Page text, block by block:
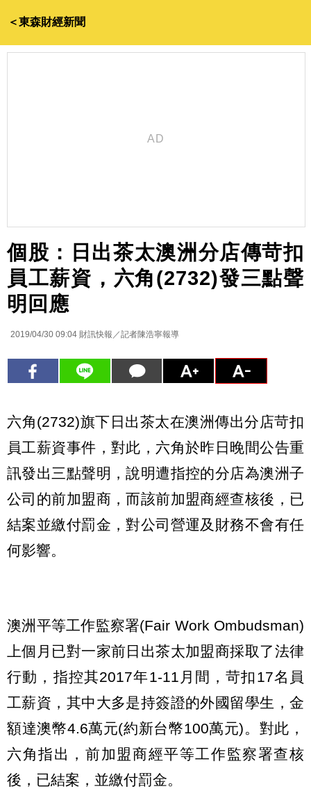
＜東森財經新聞
個股：日出茶太澳洲分店傳苛扣
員工薪資，六角(2732)發三點聲
明回應
2019/04/30 09:04 財訊快報／記者陳浩寧報導
六角(2732)旗下日出茶太在澳洲傳出分店苛扣
員工薪資事件，對此，六角於昨日晚間公告重
訊發出三點聲明，說明遭指控的分店為澳洲子
公司的前加盟商，而該前加盟商經查核後，已
結案並繳付罰金，對公司營運及財務不會有任
何影響。
澳洲平等工作監察署(Fair Work Ombudsman)
上個月已對一家前日出茶太加盟商採取了法律
行動，指控其2017年1-11月間，苛扣17名員
工薪資，其中大多是持簽證的外國留學生，金
額達澳幣4.6萬元(約新台幣100萬元)。對此，
六角指出，前加盟商經平等工作監察署查核
後，已結案，並繳付罰金。